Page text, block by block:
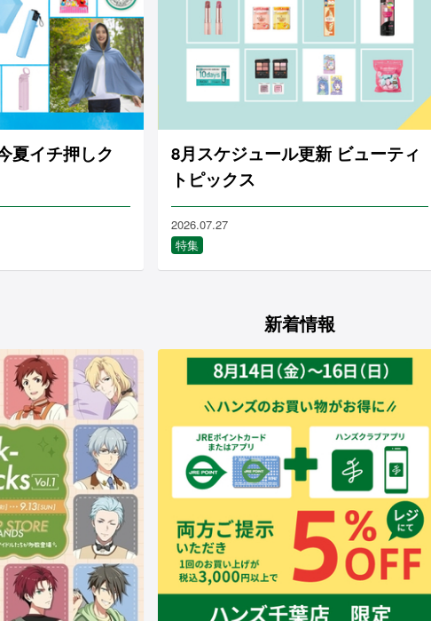
夏イチ押しク
8月スケジュール更新 ビューティ
トピックス
2026.07.27
特集
新着情報